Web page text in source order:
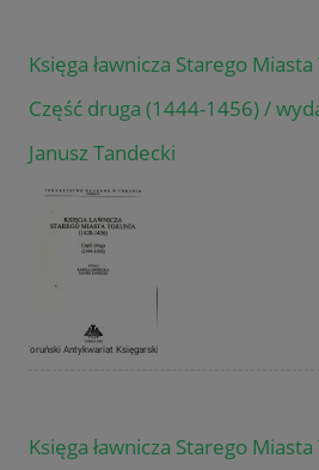
Księga ławnicza Starego
Część druga (1444-1456) /
Janusz Tandecki
Księga ławnicza Starego